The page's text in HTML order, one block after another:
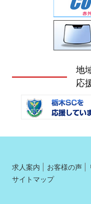
地
応
求人案内 お客様の声
サイトマップ